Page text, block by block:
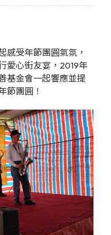
感受年節團圓氣氛，
愛心街友宴，2019年
基金會一起響應並提
節團圓！